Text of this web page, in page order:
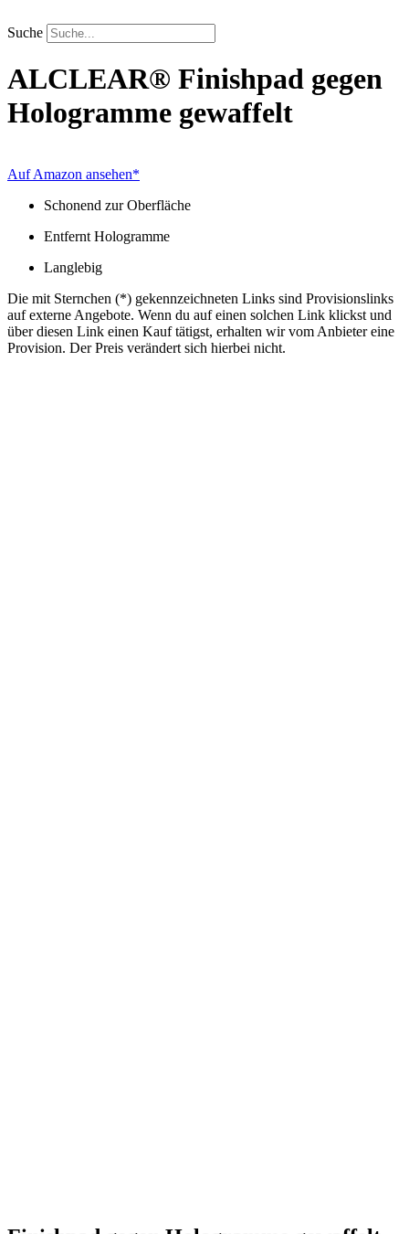
Inhalt
springen
Suche
ALCLEAR® Finishpad gegen
Hologramme gewaffelt
Auf Amazon ansehen*
Schonend zur Oberfläche
Entfernt Hologramme
Langlebig
Die mit Sternchen (*) gekennzeichneten Links sind Provisionslinks
auf externe Angebote. Wenn du auf einen solchen Link klickst und
über diesen Link einen Kauf tätigst, erhalten wir vom Anbieter eine
Provision. Der Preis verändert sich hierbei nicht.